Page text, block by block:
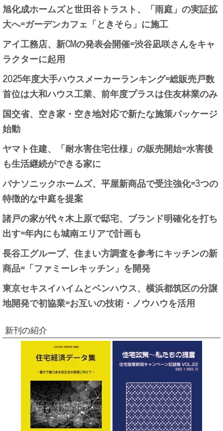
旭化成ホームズと世田谷トラスト、「雨庭」の実証拡
大へ=ガーデンカフェ「ときそら」に施工
アイ工務店、新CMの発表会開催=渋谷凪咲さんをキャ
ラクターに起用
2025年度大手ハウスメーカーランキング=総販売戸数
首位は大和ハウス工業、前年度プラスは住友林業のみ
国交省、空き家・空き地対応で新たな施策パッケージ
始動
ヤマト住建、「耐水害住宅仕様」の販売開始=水害後
も生活継続ができる家に
パナソニックホームズ、平屋新商品で受注強化=3つの
特徴的な中庭を提案
諸戸の家が代々木上原で邸宅、ブランド明確化を打ち
出す=年内にも城南エリアで計画も
長谷工グループ、住まい方調査を参考にキッチンの新
商品=「ファミーレキッチン」を開発
東京セキスイハイムとベンハウス、横浜都筑区の分譲
地開発で初協業=お互いの技術・ノウハウを活用
新刊の紹介